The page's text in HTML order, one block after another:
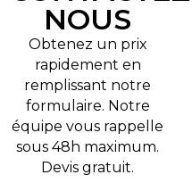
NOUS
Obtenez un prix
rapidement en
remplissant notre
formulaire. Notre
équipe vous rappelle
sous 48h maximum.
Devis gratuit.